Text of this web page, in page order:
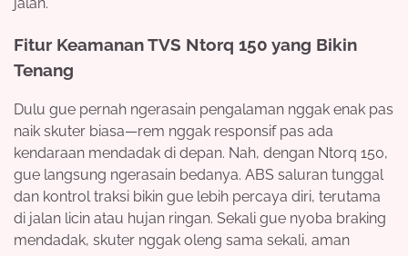
Fitur Keamanan TVS Ntorq 150 yang Bikin
Tenang
Dulu gue pernah ngerasain pengalaman nggak enak pas
naik skuter biasa—rem nggak responsif pas ada
kendaraan mendadak di depan. Nah, dengan Ntorq 150,
gue langsung ngerasain bedanya. ABS saluran tunggal
dan kontrol traksi bikin gue lebih percaya diri, terutama
di jalan licin atau hujan ringan. Sekali gue nyoba braking
mendadak, skuter nggak oleng sama sekali, aman